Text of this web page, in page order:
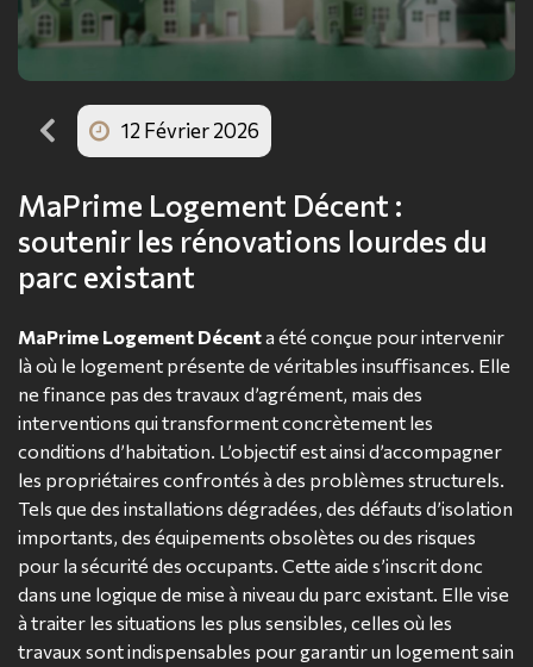
12 Février 2026
MaPrime Logement Décent :
soutenir les rénovations lourdes du
parc existant
MaPrime Logement Décenta été conçue pour intervenir
là où le logement présente de véritables insuffisances. Elle
ne finance pas des travaux d’agrément, mais des
interventions qui transforment concrètement les
conditions d’habitation. L’objectif est ainsi d’accompagner
les propriétaires confrontés à des problèmes structurels.
Tels que des installations dégradées, des défauts d’isolation
importants, des équipements obsolètes ou des risques
pour la sécurité des occupants. Cette aide s’inscrit donc
dans une logique de mise à niveau du parc existant. Elle vise
à traiter les situations les plus sensibles, celles où les
travaux sont indispensables pour garantir un logement sain